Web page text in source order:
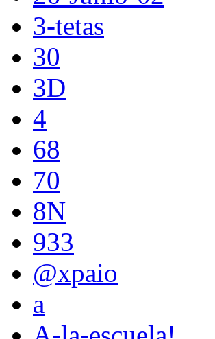
3-tetas
30
3D
4
68
70
8N
933
@xpaio
a